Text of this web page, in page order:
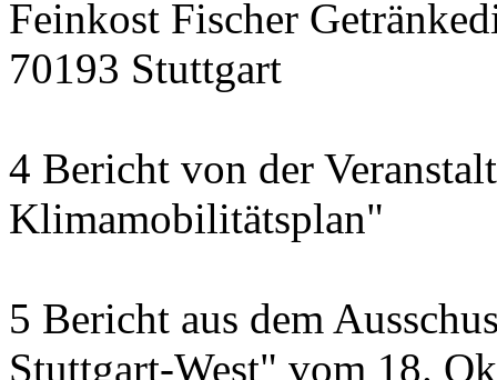
Feinkost Fischer
70193 Stuttgart
4 Bericht von der
Klimamobilitätsplan"
5 Bericht aus dem
Stuttgart-West" vom 18.